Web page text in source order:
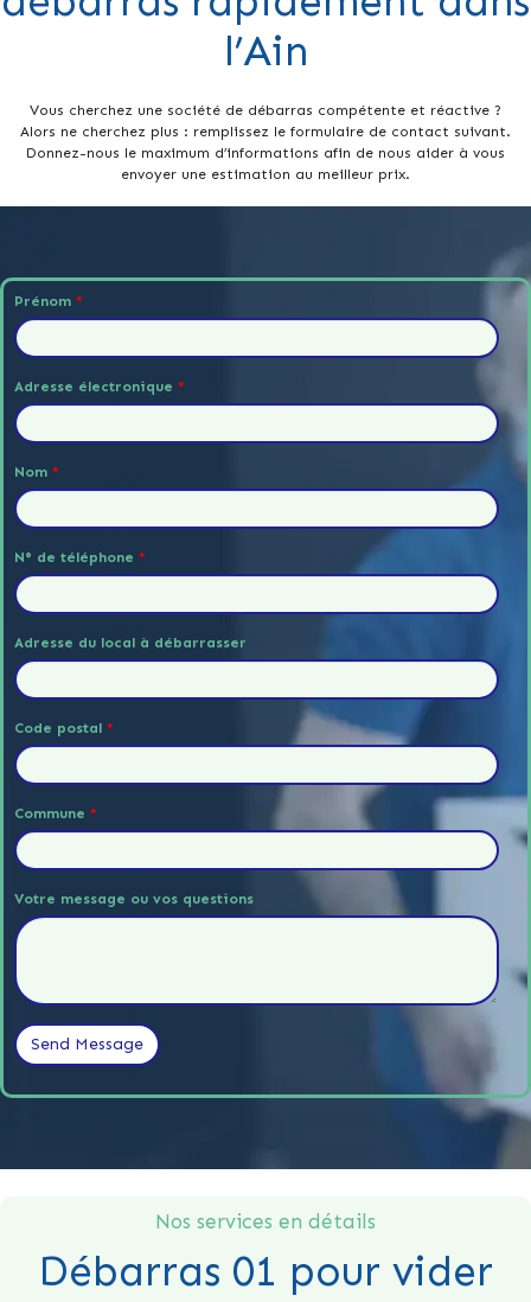
l’Ain
Vous cherchez une société de débarras compétente et réactive ?
Alors ne cherchez plus : remplissez le formulaire de contact suivant.
Donnez-nous le maximum d’informations afin de nous aider à vous
envoyer une estimation au meilleur prix.
Prénom *
Adresse électronique *
Nom *
N° de téléphone *
Adresse du local à débarrasser
Code postal *
Commune *
Votre message ou vos questions
Nos services en détails
Débarras 01 pour vider